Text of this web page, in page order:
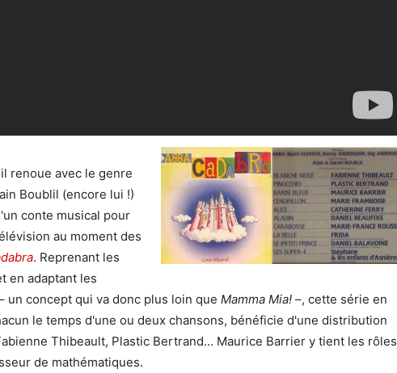
renoue avec le genre
Boublil (encore lui !)
conte musical pour
au moment des
. Reprenant les
en adaptant les
un concept qui va donc plus loin que Mamma Mia! –, cette série en
le temps d'une ou deux chansons, bénéficie d'une distribution
Thibeault, Plastic Bertrand... Maurice Barrier y tient les rôles
de mathématiques.